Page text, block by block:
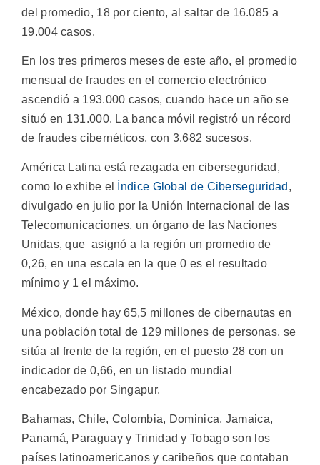
del promedio, 18 por ciento, al saltar de 16.085 a
19.004 casos.
En los tres primeros meses de este año, el promedio
mensual de fraudes en el comercio electrónico
ascendió a 193.000 casos, cuando hace un año se
situó en 131.000. La banca móvil registró un récord
de fraudes cibernéticos, con 3.682 sucesos.
América Latina está rezagada en ciberseguridad,
como lo exhibe el
Índice Global de Ciberseguridad ,
divulgado en julio por la Unión Internacional de las
Telecomunicaciones, un órgano de las Naciones
Unidas, que asignó a la región un promedio de
0,26, en una escala en la que 0 es el resultado
mínimo y 1 el máximo.
México, donde hay 65,5 millones de cibernautas en
una población total de 129 millones de personas, se
sitúa al frente de la región, en el puesto 28 con un
indicador de 0,66, en un listado mundial
encabezado por Singapur.
Bahamas, Chile, Colombia, Dominica, Jamaica,
Panamá, Paraguay y Trinidad y Tobago son los
países latinoamericanos y caribeños que contaban